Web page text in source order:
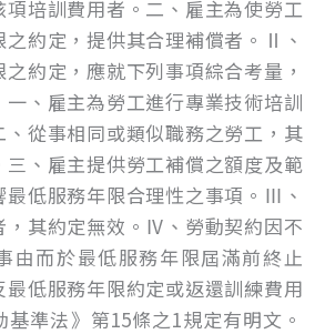
培訓費用者。二、雇主為使勞工
之約定，提供其合理補償者。Ⅱ、
約定，應就下列事項綜合考量，
、雇主為勞工進行專業技術培訓
、從事相同或類似職務之勞工，其
三、雇主提供勞工補償之額度及範
最低服務年限合理性之事項。Ⅲ、
，其約定無效。Ⅳ、勞動契約因不
由而於最低服務年限屆滿前終止
低服務年限約定或返還訓練費用
準法》第15條之1規定有明文。